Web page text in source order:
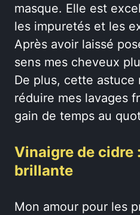
masque. Elle est
les impuretés et les
Après avoir laissé
sens mes cheveux
De plus, cette astuce
réduire mes lavages
gain de temps au
Vinaigre de cidre
brillante
Mon amour pour les